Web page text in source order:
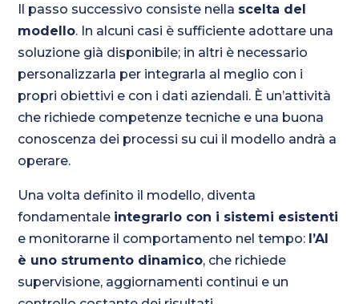
Il passo successivo consiste nella scelta del
modello. In alcuni casi è sufficiente adottare una
soluzione già disponibile; in altri è necessario
personalizzarla per integrarla al meglio con i
propri obiettivi e con i dati aziendali. È un’attività
che richiede competenze tecniche e una buona
conoscenza dei processi su cui il modello andrà a
operare.
Una volta definito il modello, diventa
fondamentale integrarlo con i sistemi esistenti
e monitorarne il comportamento nel tempo: l’AI
è uno strumento dinamico, che richiede
supervisione, aggiornamenti continui e un